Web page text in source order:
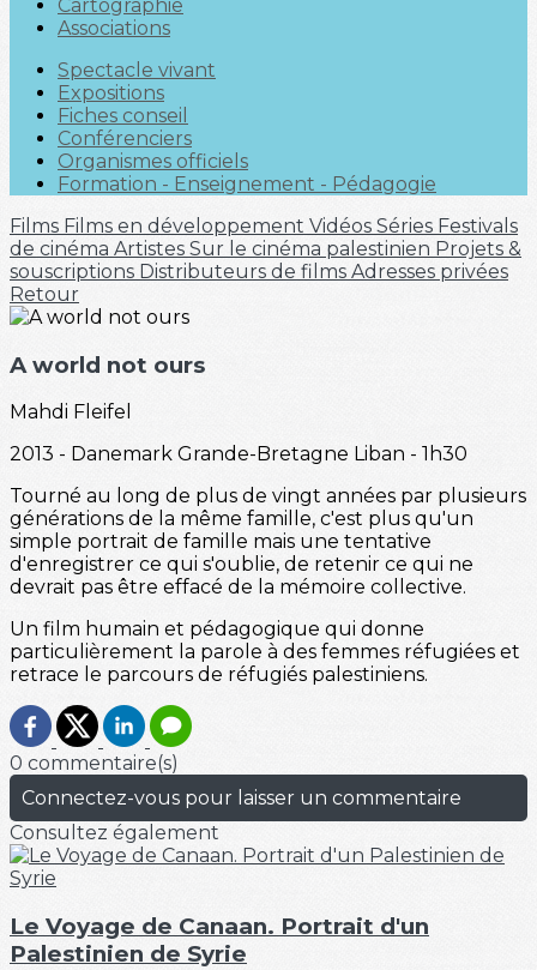
Cartographie
Associations
Spectacle vivant
Expositions
Fiches conseil
Conférenciers
Organismes officiels
Formation - Enseignement - Pédagogie
Films Films en développement Vidéos Séries Festivals
de cinéma Artistes Sur le cinéma palestinien Projets &
souscriptions Distributeurs de films Adresses privées
Retour
A world not ours
Mahdi Fleifel
2013 - Danemark Grande-Bretagne Liban - 1h30
Tourné au long de plus de vingt années par plusieurs
générations de la même famille, c'est plus qu'un
simple portrait de famille mais une tentative
d'enregistrer ce qui s'oublie, de retenir ce qui ne
devrait pas être effacé de la mémoire collective.
Un film humain et pédagogique qui donne
particulièrement la parole à des femmes réfugiées et
retrace le parcours de réfugiés palestiniens.
0 commentaire(s)
Connectez-vous pour laisser un commentaire
Consultez également
Le Voyage de Canaan. Portrait d'un
Palestinien de Syrie